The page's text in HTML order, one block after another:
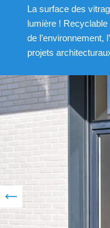
La surface des
lumière ! Recyclable
de l’environnement,
projets